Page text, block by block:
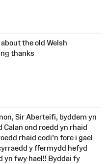
the old Welsh
thanks
Sir Aberteifi, byddem yn
Calan ond roedd yn rhaid
rhaid codi'n fore i gael
y ffermydd hefyd
yn fwy hael!! Byddai fy